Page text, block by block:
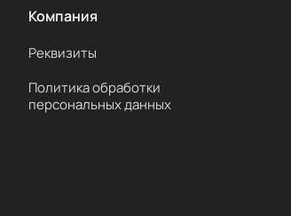
Компания
Реквизиты
Политика обработки
персональных данных